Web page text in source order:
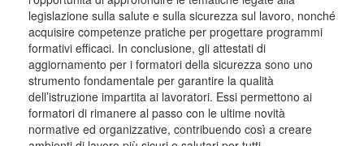
legislazione sulla salute e sulla sicurezza sul lavoro, nonché
acquisire competenze pratiche per progettare programmi
formativi efficaci. In conclusione, gli attestati di
aggiornamento per i formatori della sicurezza sono uno
strumento fondamentale per garantire la qualità
dell’istruzione impartita ai lavoratori. Essi permettono ai
formatori di rimanere al passo con le ultime novità
normative ed organizzative, contribuendo così a creare